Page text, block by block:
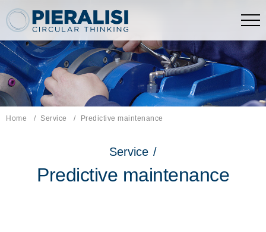
Pieralisi Maip Spa
Home Service Current page:
Predictive maintenance
Service /
Predictive maintenance